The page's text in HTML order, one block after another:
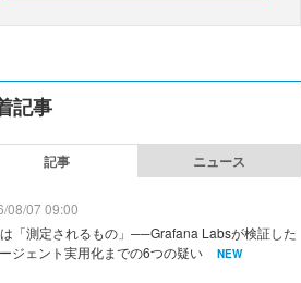
記事
記事 ニュース
08/07 09:00
「測定されるもの」──Grafana Labsが検証した
ジェント実用化までの6つの疑い
NEW